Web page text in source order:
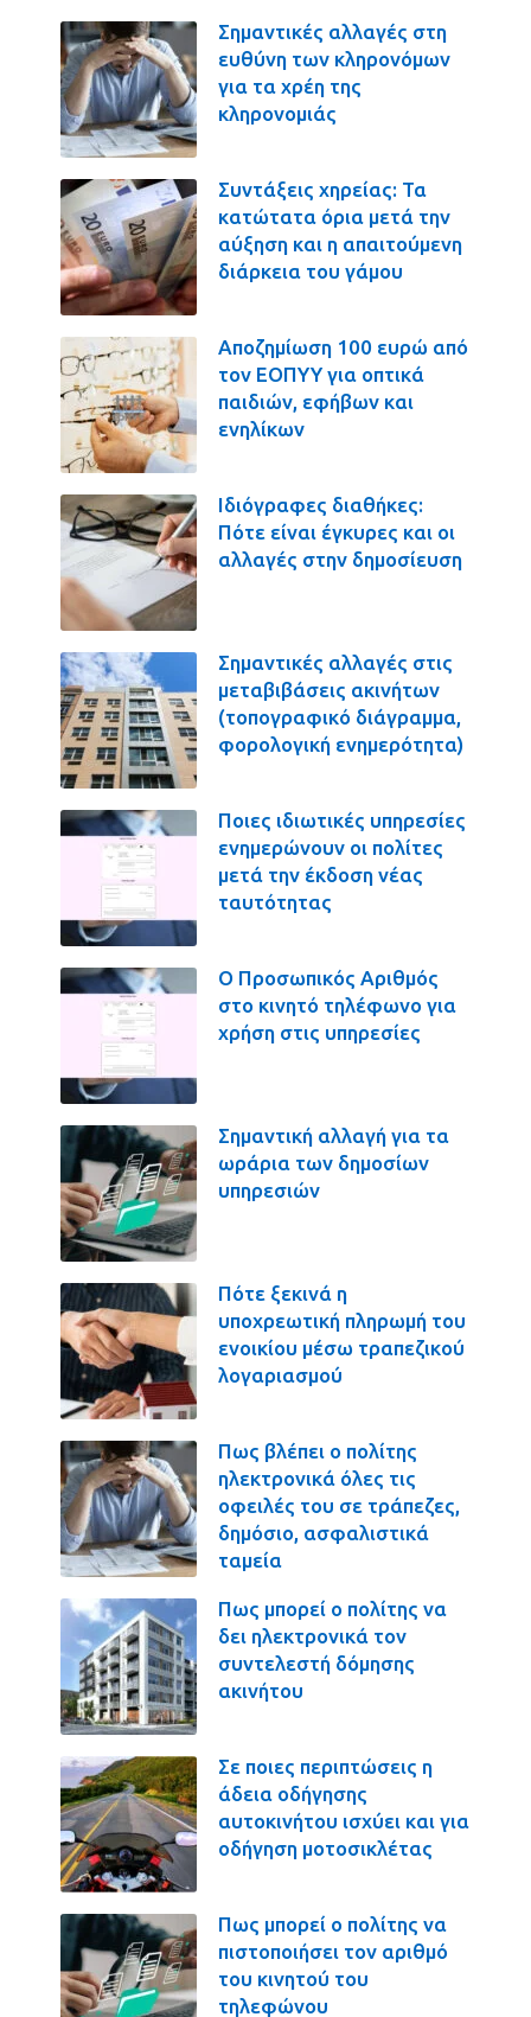
Σημαντικές αλλαγές στη
ευθύνη των κληρονόμων
για τα χρέη της
κληρονομιάς
Συντάξεις χηρείας: Τα
κατώτατα όρια μετά την
αύξηση και η απαιτούμενη
διάρκεια του γάμου
Αποζημίωση 100 ευρώ από
τον ΕΟΠΥΥ για οπτικά
παιδιών, εφήβων και
ενηλίκων
Ιδιόγραφες διαθήκες:
Πότε είναι έγκυρες και οι
αλλαγές στην δημοσίευση
Σημαντικές αλλαγές στις
μεταβιβάσεις ακινήτων
(τοπογραφικό διάγραμμα,
φορολογική ενημερότητα)
Ποιες ιδιωτικές υπηρεσίες
ενημερώνουν οι πολίτες
μετά την έκδοση νέας
ταυτότητας
Ο Προσωπικός Αριθμός
στο κινητό τηλέφωνο για
χρήση στις υπηρεσίες
Σημαντική αλλαγή για τα
ωράρια των δημοσίων
υπηρεσιών
Πότε ξεκινά η
υποχρεωτική πληρωμή του
ενοικίου μέσω τραπεζικού
λογαριασμού
Πως βλέπει ο πολίτης
ηλεκτρονικά όλες τις
οφειλές του σε τράπεζες,
δημόσιο, ασφαλιστικά
ταμεία
Πως μπορεί ο πολίτης να
δει ηλεκτρονικά τον
συντελεστή δόμησης
ακινήτου
Σε ποιες περιπτώσεις η
άδεια οδήγησης
αυτοκινήτου ισχύει και για
οδήγηση μοτοσικλέτας
Πως μπορεί ο πολίτης να
πιστοποιήσει τον αριθμό
του κινητού του
τηλεφώνου